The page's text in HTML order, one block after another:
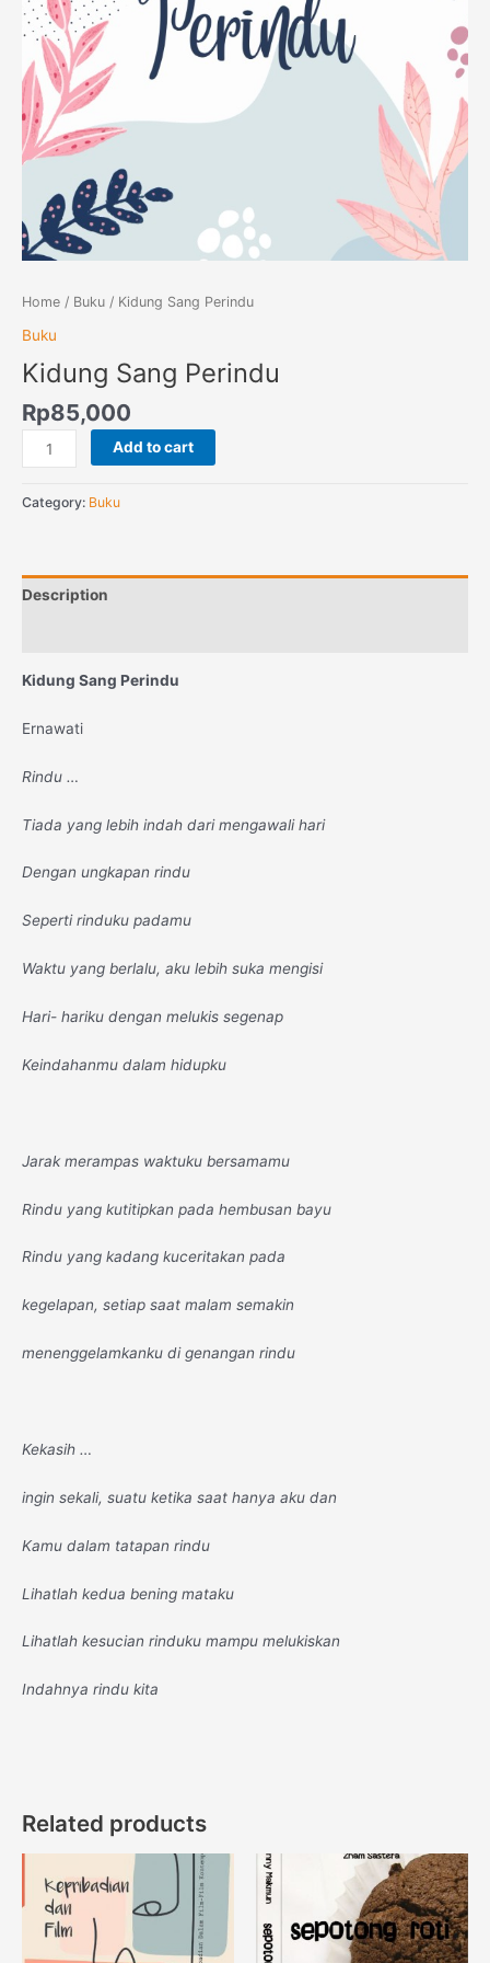
Home / Buku / Kidung Sang Perindu
Buku
Kidung Sang Perindu
Rp85,000
Add to cart
Category: Buku
Description
Kidung Sang Perindu
Ernawati
Rindu …
Tiada yang lebih indah dari mengawali hari
Dengan ungkapan rindu
Seperti rinduku padamu
Waktu yang berlalu, aku lebih suka mengisi
Hari- hariku dengan melukis segenap
Keindahanmu dalam hidupku
Jarak merampas waktuku bersamamu
Rindu yang kutitipkan pada hembusan bayu
Rindu yang kadang kuceritakan pada
kegelapan, setiap saat malam semakin
menenggelamkanku di genangan rindu
Kekasih …
ingin sekali, suatu ketika saat hanya aku dan
Kamu dalam tatapan rindu
Lihatlah kedua bening mataku
Lihatlah kesucian rinduku mampu melukiskan
Indahnya rindu kita
Related products